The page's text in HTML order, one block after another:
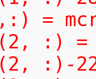
=
:) =
:)-